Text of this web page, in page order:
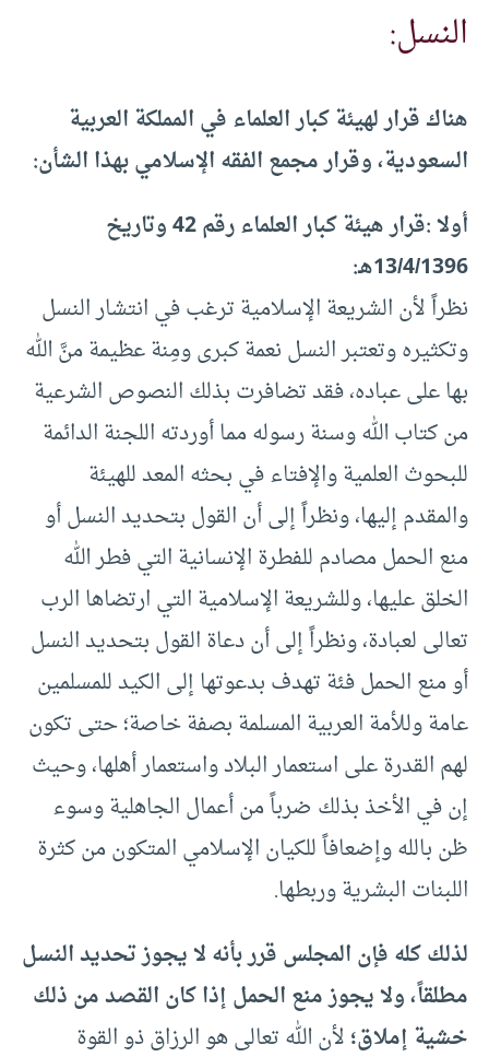
النسل:
هناك قرار لهيئة كبار العلماء في المملكة العربية
السعودية، وقرار مجمع الفقه الإسلامي بهذا الشأن:
أولا :قرار هيئة كبار العلماء رقم 42 وتاريخ
13/4/1396هـ:
نظراً لأن الشريعة الإسلامية ترغب في انتشار النسل
وتكثيره وتعتبر النسل نعمة كبرى ومِنة عظيمة منَّ الله
بها على عباده، فقد تضافرت بذلك النصوص الشرعية
من كتاب الله وسنة رسوله مما أوردته اللجنة الدائمة
للبحوث العلمية والإفتاء في بحثه المعد للهيئة
والمقدم إليها، ونظراً إلى أن القول بتحديد النسل أو
منع الحمل مصادم للفطرة الإنسانية التي فطر الله
الخلق عليها، وللشريعة الإسلامية التي ارتضاها الرب
تعالى لعبادة، ونظراً إلى أن دعاة القول بتحديد النسل
أو منع الحمل فئة تهدف بدعوتها إلى الكيد للمسلمين
عامة وللأمة العربية المسلمة بصفة خاصة؛ حتى تكون
لهم القدرة على استعمار البلاد واستعمار أهلها، وحيث
إن في الأخذ بذلك ضرباً من أعمال الجاهلية وسوء
ظن بالله وإضعافاً للكيان الإسلامي المتكون من كثرة
اللبنات البشرية وربطها.
لذلك كله فإن المجلس قرر بأنه لا يجوز تحديد النسل
مطلقاً، ولا يجوز منع الحمل إذا كان القصد من ذلك
خشية إملاق؛لأن الله تعالى هو الرزاق ذو القوة